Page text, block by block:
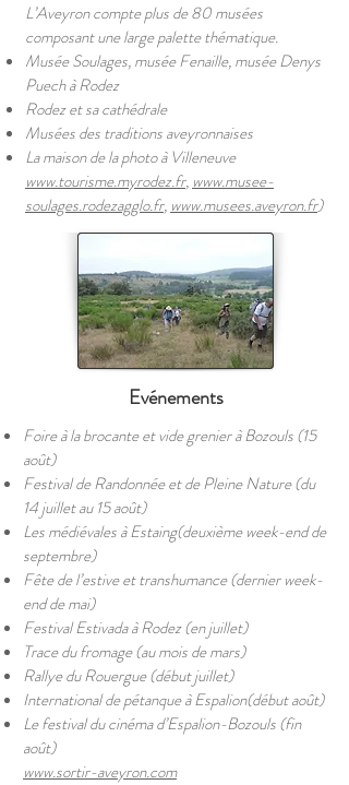
L’Aveyron compte plus de 80 musées
composant une large palette thématique.
Musée Soulages, musée Fenaille, musée Denys
Puech à Rodez
Rodez et sa cathédrale
Musées des traditions aveyronnaises
La maison de la photo à Villeneuve
www.tourisme.myrodez.fr, www.musee-
soulages.rodezagglo.fr, www.musees.aveyron.fr)
Evénements
Foire à la brocante et vide grenier à Bozouls (15
août)
Festival de Randonnée et de Pleine Nature (du
14 juillet au 15 août)
Les médiévales à Estaing(deuxième week-end de
septembre)
Fête de l’estive et transhumance (dernier week-
end de mai)
Festival Estivada à Rodez (en juillet)
Trace du fromage (au mois de mars)
Rallye du Rouergue (début juillet)
International de pétanque à Espalion(début août)
Le festival du cinéma d’Espalion-Bozouls (fin
août)
www.sortir-aveyron.com